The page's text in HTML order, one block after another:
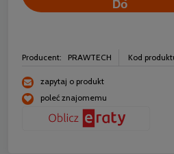
Producent: PRAWTECH Kod
zapytaj o produkt
poleć znajomemu